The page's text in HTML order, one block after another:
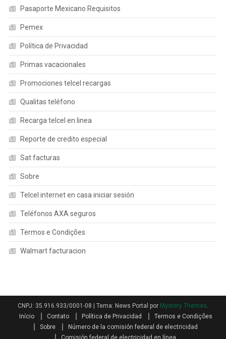
Pasaporte Mexicano Requisitos
Pemex
Política de Privacidad
Primas vacacionales
Promociones telcel recargas
Qualitas teléfono
Recarga telcel en linea
Reporte de credito especial
Sat facturas
Sobre
Telcel internet en casa iniciar sesión
Teléfonos AXA seguros
Termos e Condições
Walmart facturacion
CNPJ: 35.916.933/0001-08 Tema: News Portal por Mystery Themes.
Início
Contato Política de Privacidad
Termos e Condições
Sobre
Número de la comisión federal de electricidad
Comisión federal de electricidad en línea